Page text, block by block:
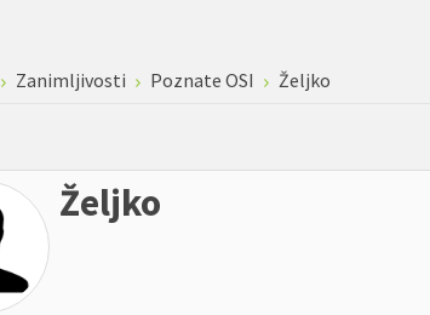
Zanimljivosti Poznate OSI Željko
Željko